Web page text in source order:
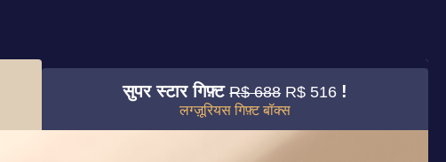
सुपर स्टार गिफ़्टR$ 688 R$ 516 !
लग्ज़ूरियस गिफ़्ट बॉक्स